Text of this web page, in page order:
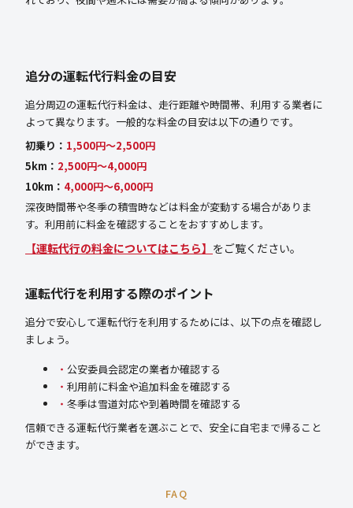
追分の運転代行料金の目安
追分周辺の運転代行料金は、走行距離や時間帯、利用する業者に
よって異なります。一般的な料金の目安は以下の通りです。
初乗り： 1,500円〜2,500円
5km： 2,500円〜4,000円
10km： 4,000円〜6,000円
深夜時間帯や冬季の積雪時などは料金が変動する場合がありま
す。利用前に料金を確認することをおすすめします。
【運転代行の料金についてはこちら】 をご覧ください。
運転代行を利用する際のポイント
追分で安心して運転代行を利用するためには、以下の点を確認し
ましょう。
公安委員会認定の業者か確認する
利用前に料金や追加料金を確認する
冬季は雪道対応や到着時間を確認する
信頼できる運転代行業者を選ぶことで、安全に自宅まで帰ること
ができます。
FAQ